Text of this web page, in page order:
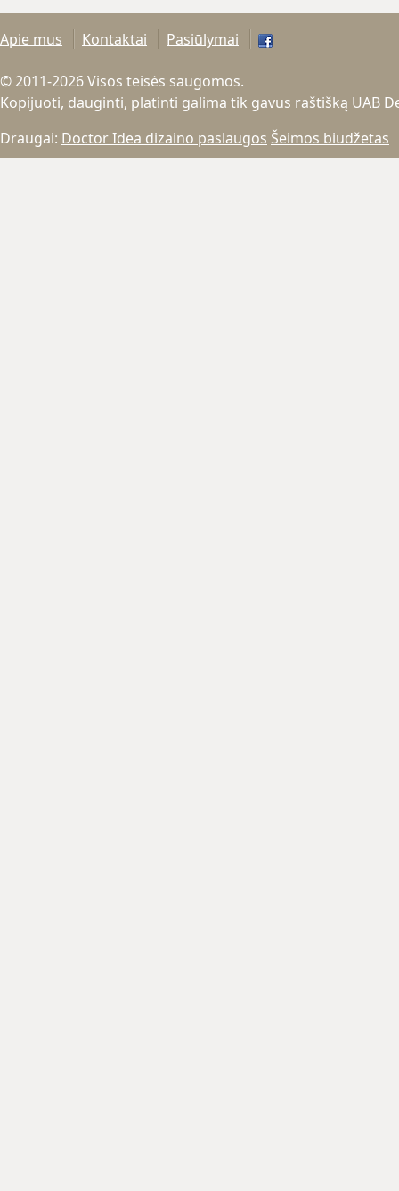
Apie mus Kontaktai Pasiūlymai
© 2011-2026 Visos teisės saugomos.
Kopijuoti, dauginti, platinti galima tik gavus raštišką UAB
Draugai: Doctor Idea dizaino paslaugos Šeimos biudžetas